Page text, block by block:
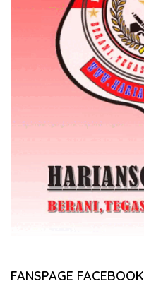
FANSPAGE FACEBOOK